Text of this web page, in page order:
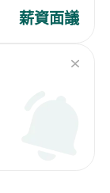
薪資面議